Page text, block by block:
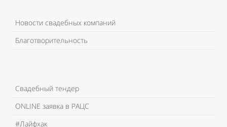
Новости свадебных компаний
Благотворительность
Свадебный тендер
ONLINE заявка в РАЦС
#Лайфхак